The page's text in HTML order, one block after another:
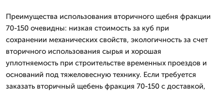
Преимущества использования вторичного щебня фракции
70-150 очевидны: низкая стоимость за куб при
сохранении механических свойств, экологичность за счет
вторичного использования сырья и хорошая
уплотняемость при строительстве временных проездов и
оснований под тяжеловесную технику. Если требуется
заказать вторичный щебень фракция 70-150 с доставкой,